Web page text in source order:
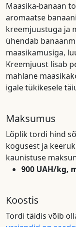
Maasika-banaan
aromaatse
kreemjuustuga ja
ühendab
maasikamusiga,
Kreemjuust lisab
mahlane
igale tükikesele
Maksumus
Lõplik tordi hind
kogusest ja
kaunistuse
900 UAH/kg,
Koostis
Tordi täidis võib